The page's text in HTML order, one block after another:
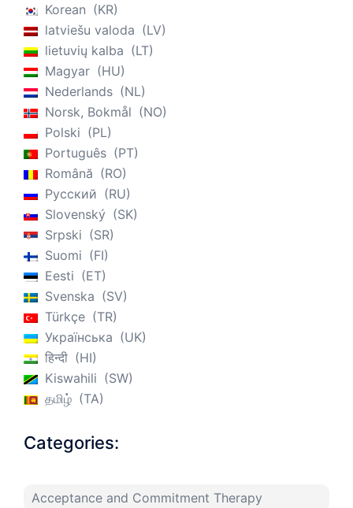
Korean
KR
latviešu valoda
LV
lietuvių kalba
LT
Magyar
HU
Nederlands
NL
Norsk, Bokmål
NO
Polski
PL
Português
PT
Română
RO
Русский
RU
Slovenský
SK
Srpski
SR
Suomi
FI
Eesti
ET
Svenska
SV
Türkçe
TR
Українська
UK
हिन्दी
HI
Kiswahili
SW
தமிழ்
TA
Categories:
Acceptance and Commitment Therapy